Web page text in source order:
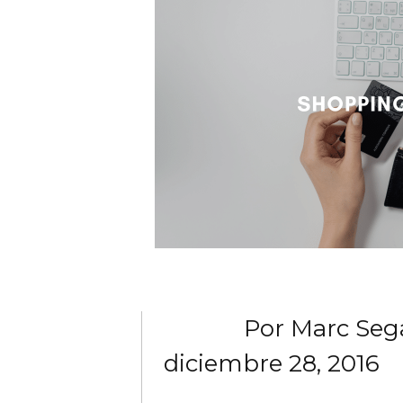
Por Marc
diciembre 28, 2016